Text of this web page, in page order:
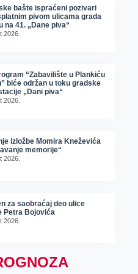
bašte ispraćeni pozivari
pivom ulicama grada
na 41. „Dane piva“
2026.
“Zabavilište u Plankiću
biće održan u toku gradske
„Dani piva“
2026.
izložbe Momira Kneževića
memorije“
2026.
za saobraćaj deo ulice
Petra Bojovića
2026.